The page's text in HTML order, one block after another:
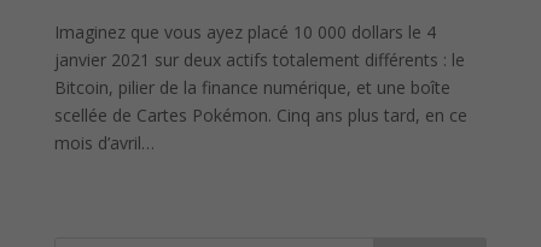
Imaginez que vous ayez placé 10 000 dollars le 4
janvier 2021 sur deux actifs totalement différents : le
Bitcoin, pilier de la finance numérique, et une boîte
scellée de Cartes Pokémon. Cinq ans plus tard, en ce
mois d’avril…